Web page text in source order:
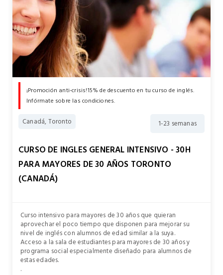
¡Promoción anti-crisis!15% de descuento en tu curso de inglés.
Infórmate sobre las condiciones.
Canadá, Toronto 1-23 semanas
CURSO DE INGLES GENERAL INTENSIVO - 30H
PARA MAYORES DE 30 AÑOS TORONTO
(CANADÁ)
Curso intensivo para mayores de 30 años que quieran
aprovechar el poco tiempo que disponen para mejorar su
nivel de inglés con alumnos de edad similar a la suya.
Acceso a la sala de estudiantes para mayores de 30 años y
programa social especialmente diseñado para alumnos de
estas edades.
.